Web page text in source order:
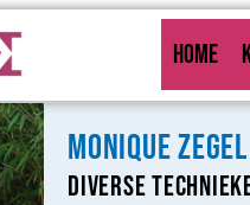
HOME
MoniQue Zegel
Diverse